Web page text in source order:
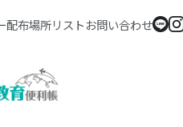
配布場所リストお問い合わせ